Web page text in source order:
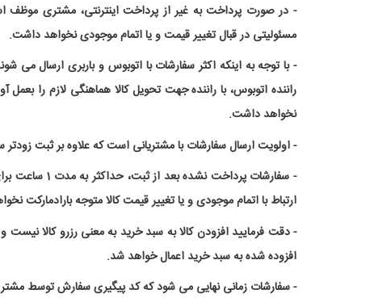
مسئولیتی در قبال تغییر قیمت و یا اتمام موجودی نخواهد داشت.
- با توجه به اینکه اکثر سفارشات با اتوبوس و باربری ارسال
راننده اتوبوس، با راننده جهت تحویل کالا هماهنگی لازم را
نخواهد داشت.
- اولویت ارسال سفارشات با مشتریانی است که علاوه بر ثبت زودتر
- سفارشات
ارتباط با اتمام موجودی و یا تغییر قیمت کالا متوجه بارادمارکت
- دقت فرمایید افزودن کالا به سبد خرید به معنی رزرو کالا
افزوده شده به سبد خرید اعمال خواهد شد.
- سفارشات زمانی نهایی می شود که کد پیگیری سفارش توسط